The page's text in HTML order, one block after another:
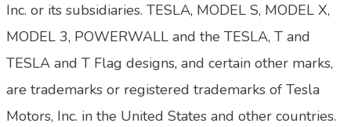
Inc. or its subsidiaries. TESLA, MODEL S, MODEL X,
MODEL 3, POWERWALL and the TESLA, T and
TESLA and T Flag designs, and certain other marks,
are trademarks or registered trademarks of Tesla
Motors, Inc. in the United States and other countries.